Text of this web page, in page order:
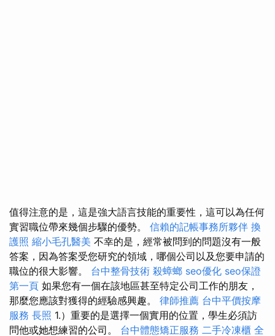
值得注意的是，這是強大語言技能的重要性，這可以為任何
實習職位帶來幾個步驟的優勢。 信賴的記帳事務所夥伴 換
護照 縮小毛孔醫美 不幸的是，經常被問到的問題沒有一般
答案，因為答案受您研究的領域，哪個公司以及您要申請的
職位的很大影響。 台中整骨技術 殺蟑螂 seo優化 seo保證
第一頁 如果您有一個在該地區甚至特定公司工作的朋友，
那麼您應該對獲得的經驗感興趣。 律師推薦 台中平價按摩
服務 長照 1.）重要的是選擇一個實用的位置，學生必須訪
問他或她想練習的公司。 台中體態矯正服務 二手冷凍櫃 全